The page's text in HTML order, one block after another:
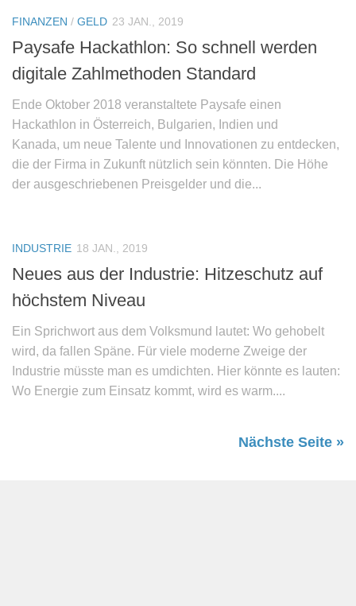
FINANZEN / GELD 23 JAN., 2019
Paysafe Hackathlon: So schnell werden
digitale Zahlmethoden Standard
Ende Oktober 2018 veranstaltete Paysafe einen
Hackathlon in Österreich, Bulgarien, Indien und
Kanada, um neue Talente und Innovationen zu entdecken,
die der Firma in Zukunft nützlich sein könnten. Die Höhe
der ausgeschriebenen Preisgelder und die...
INDUSTRIE 18 JAN., 2019
Neues aus der Industrie: Hitzeschutz auf
höchstem Niveau
Ein Sprichwort aus dem Volksmund lautet: Wo gehobelt
wird, da fallen Späne. Für viele moderne Zweige der
Industrie müsste man es umdichten. Hier könnte es lauten:
Wo Energie zum Einsatz kommt, wird es warm....
Nächste Seite »